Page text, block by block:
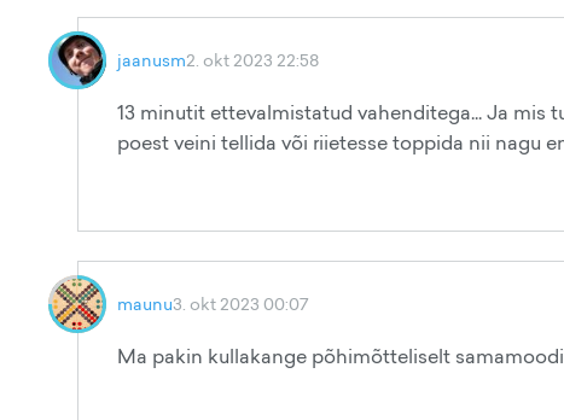
jaanusm2. okt 2023 22:58
13 minutit ettevalmistatud vahenditega... Ja mis
poest veini tellida või riietesse toppida nii nagu
maunu3. okt 2023 00:07
Ma pakin kullakange põhimõtteliselt